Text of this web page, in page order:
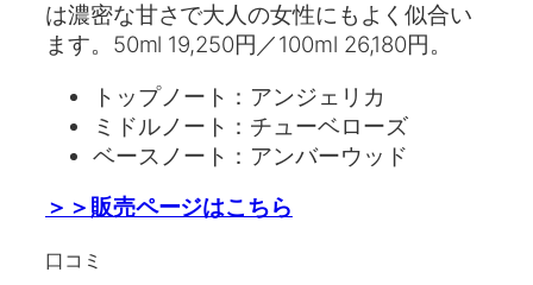
は濃密な甘さで大人の女性にもよく似合い
ます。50ml 19,250円／100ml 26,180円。
トップノート：アンジェリカ
ミドルノート：チューベローズ
ベースノート：アンバーウッド
＞＞販売ページはこちら
口コミ